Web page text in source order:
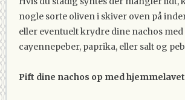
nogle sorte oliven i skiver oven på
eller eventuelt krydre dine nachos
cayennepeber, paprika, eller salt og
Pift dine nachos op med